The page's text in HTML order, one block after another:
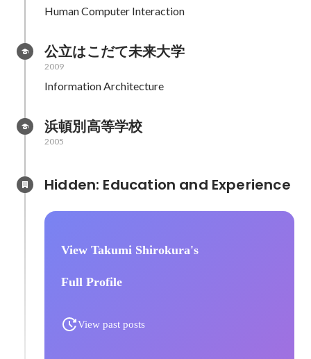
Human Computer Interaction
公立はこだて未来大学
2009
Information Architecture
浜頓別高等学校
2005
View Takumi Shirokura's
Full Profile
View past posts